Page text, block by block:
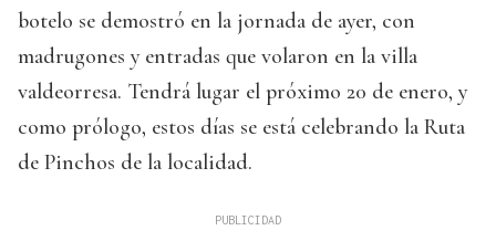
botelo se demostró en la jornada de ayer, con
madrugones y entradas que volaron en la villa
valdeorresa. Tendrá lugar el próximo 20 de enero, y
como prólogo, estos días se está celebrando la Ruta
de Pinchos de la localidad.